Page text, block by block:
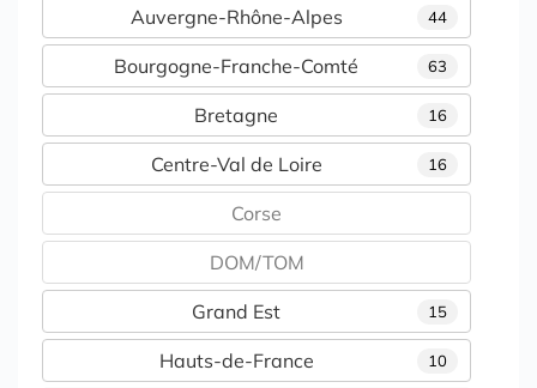
44
Auvergne-Rhône-Alpes
63
Bourgogne-Franche-Comté
16
Bretagne
16
Centre-Val de Loire
Corse
DOM/TOM
15
Grand Est
10
Hauts-de-France